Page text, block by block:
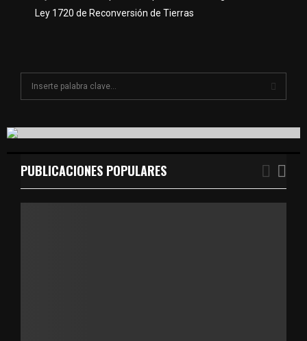
Ley 1720 de Reconversión de Tierras
c
f
E
PUBLICACIONES POPULARES